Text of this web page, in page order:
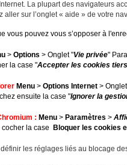
La plupart des navigateurs
aller sur l’onglet « aide » de votre
vous pouvez vous s’opposer à
> Options > Onglet "Vie privée"
la case "Accepter les cookies tiers
Menu > Options Internet >
ensuite la case "Ignorer la
: Menu > Paramètres >
cocher la case Bloquer les cookies
définir les réglages liés au blocage